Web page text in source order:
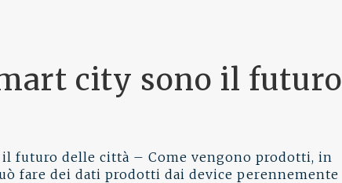
city sono il futuro
il futuro delle città – Come vengono prodotti, in
fare dei dati prodotti dai device perennemente